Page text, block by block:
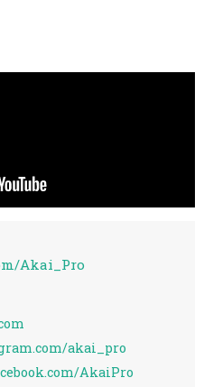
Akai_Pro
akai_pro
AkaiPro